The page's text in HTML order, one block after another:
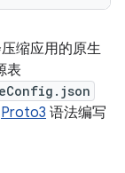
缩应用的原生
表
Proto3 语法编写